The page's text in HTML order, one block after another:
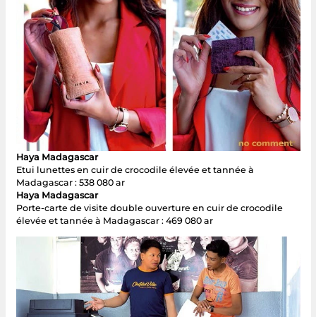
Haya Madagascar
Etui lunettes en cuir de crocodile élevée et tannée à
Madagascar : 538 080 ar
Haya Madagascar
Porte-carte de visite double ouverture en cuir de crocodile
élevée et tannée à Madagascar : 469 080 ar